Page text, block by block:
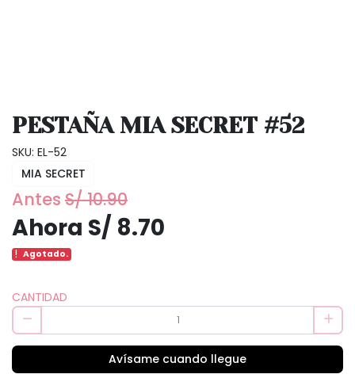
PESTAÑA MIA SECRET #52
SKU: EL-52
MIA SECRET
Antes S/ 10.90
Ahora S/ 8.70
Agotado.
CANTIDAD
Avísame cuando llegue